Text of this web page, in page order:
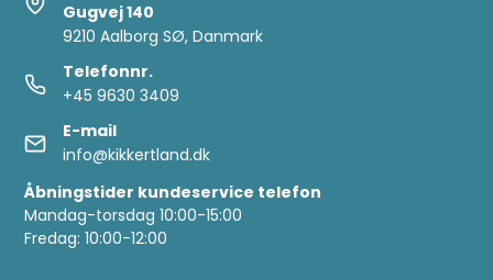
Gugvej 140
9210 Aalborg SØ, Danmark
Telefonnr.
+45 9630 3409
E-mail
info@kikkertland.dk
Åbningstider kundeservice telefon
Mandag-torsdag 10:00-15:00
Fredag: 10:00-12:00